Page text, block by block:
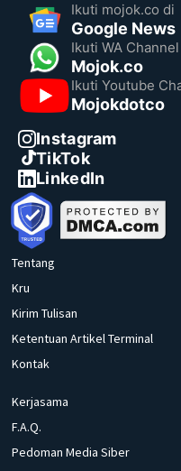
Ikuti mojok.co di
Google News
Ikuti WA Channel
Mojok.co
Ikuti Youtube
Mojokdotco
Instagram
TikTok
LinkedIn
Tentang
Kru
Kirim Tulisan
Ketentuan Artikel Terminal
Kontak
Kerjasama
F.A.Q.
Pedoman Media Siber